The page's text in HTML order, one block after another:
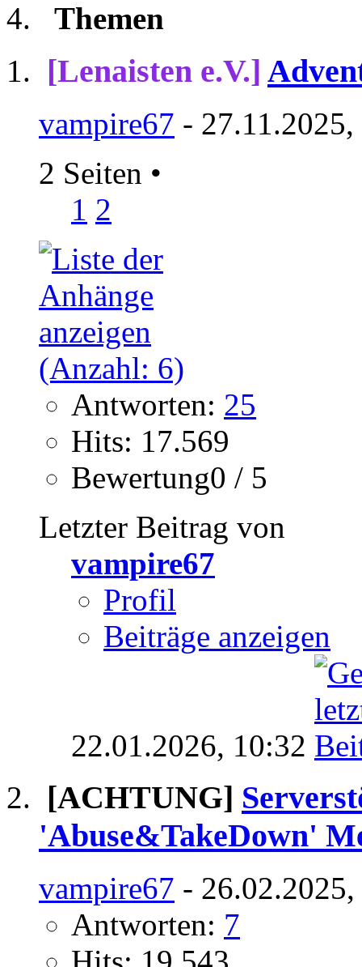
Themen
[Lenaisten e.V.]
vampire67 -
2 Seiten •
1 2
Antworten: 25
Hits: 17.569
Bewertung0 / 5
Letzter Beitrag von
vampire67
Profil
Beiträge anzeigen
22.01.2026, 10:32
[ACHTUNG]
'Abuse&TakeDown'
vampire67 -
Antworten: 7